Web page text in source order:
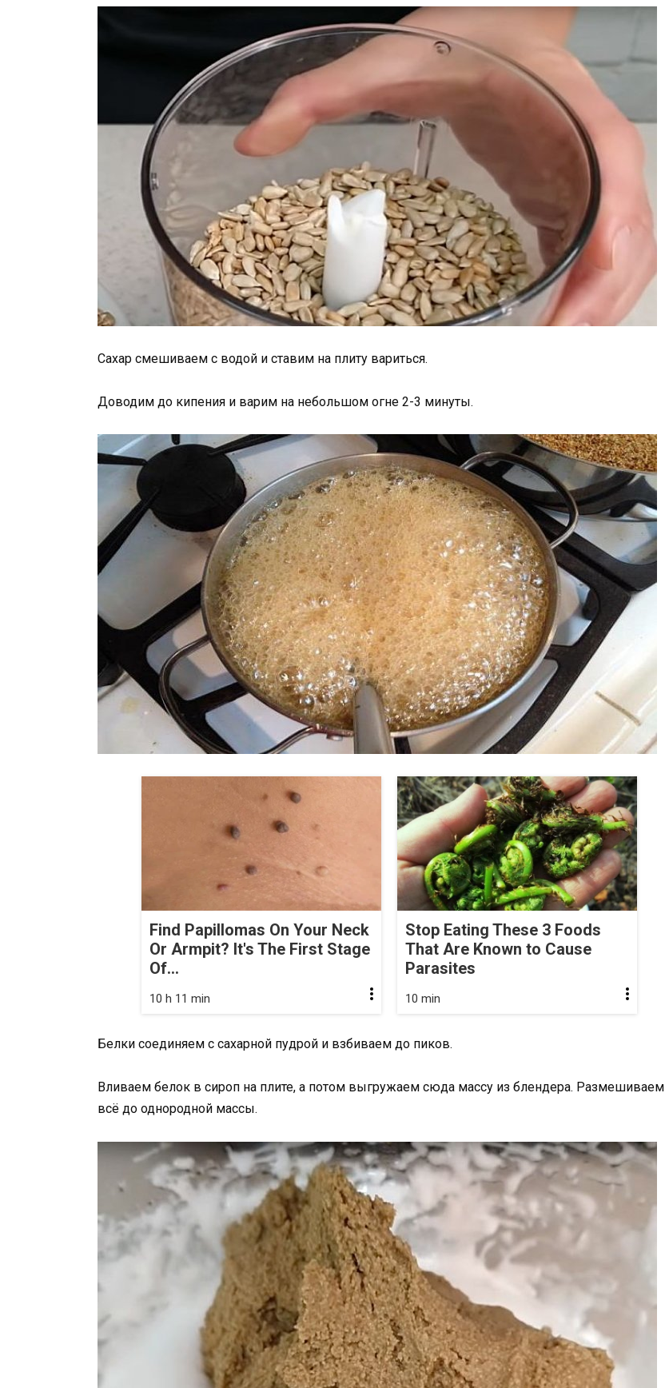
Сахар смешиваем с водой и ставим на плиту вариться.
Доводим до кипения и варим на небольшом огне 2-3 минуты.
Find Papillomas On Your Neck
Or Armpit? It's The First Stage
Of...
10 h 11 min
Stop Eating These 3 Foods
That Are Known to Cause
Parasites
10 min
Белки соединяем с сахарной пудрой и взбиваем до пиков.
Вливаем белок в сироп на плите, а потом выгружаем сюда массу из блендера. Размешиваем
всё до однородной массы.